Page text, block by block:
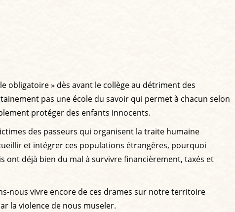
obligatoire » dès avant le collège au détriment des
pas une école du savoir qui permet à chacun selon
protéger des enfants innocents.
des passeurs qui organisent la traite humaine
et intégrer ces populations étrangères, pourquoi
ont déjà bien du mal à survivre financièrement, taxés et
nous vivre encore de ces drames sur notre territoire
la violence de nous museler.